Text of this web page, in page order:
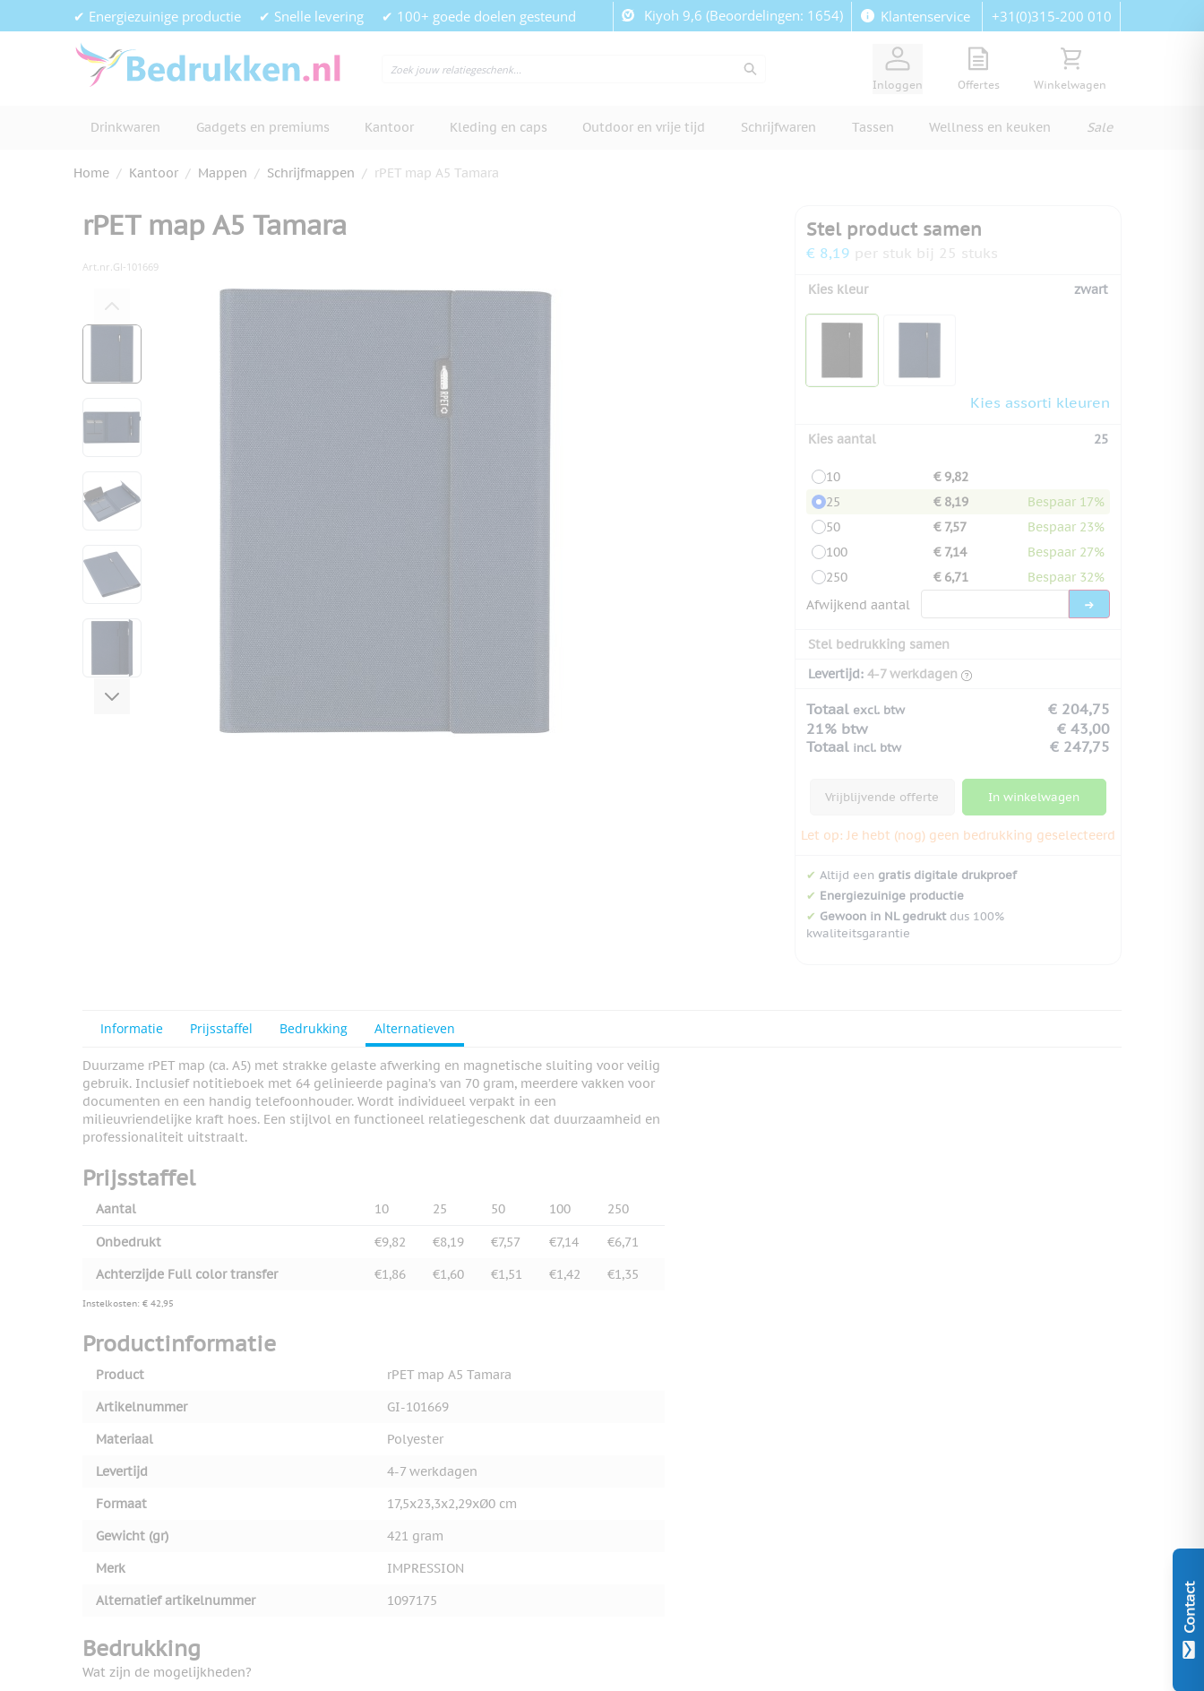
Contact
Ga naar de inhoud✔ Energiezuinige productie ✔ Snelle levering ✔ 100+ goede doelen gesteund Kiyoh 9,6 (Beoordelingen: 1654) Klantenservice +31(0)315-200 010
Inloggen
View quote, Quote is empty
Offertes
Bekijk winkelwagen,
Winkelwagen
Drinkwaren Gadgets en premiums Kantoor Kleding en caps Outdoor en vrije tijd Schrijfwaren Tassen Wellness en keuken Sale
Home / Kantoor / Mappen / Schrijfmappen / rPET map A5 Tamara
rPET map A5 Tamara
Art.nr.GI-101669
Hoofdafbeelding
Klik om afbeelding op volledig scherm te bekijken
View larger image
View larger image
View larger image
View larger image
View larger image
View larger image
Stel product samen
€ 8,19 per stuk bij 25 stuks
Kies kleur zwart
Kies assorti kleuren
Kies aantal 25
10
€ 9,82
25
€ 8,19
Bespaar 17%
50
€ 7,57
Bespaar 23%
100
€ 7,14
Bespaar 27%
250
€ 6,71
Bespaar 32%
Afwijkend aantal
Stel bedrukking samen
Levertijd: 4-7 werkdagen
Totaal excl. btw
€ 204,75
21% btw
€ 43,00
Totaal incl. btw € 247,75
Vrijblijvende offerte In winkelwagen
Let op: Je hebt (nog) geen bedrukking geselecteerd
✔ Altijd een gratis digitale drukproef
✔ Energiezuinige productie
✔ Gewoon in NL gedruktdus 100%
kwaliteitsgarantie
Informatie Prijsstaffel Bedrukking Alternatieven
Duurzame rPET map (ca. A5) met strakke gelaste afwerking en magnetische sluiting voor veilig
gebruik. Inclusief notitieboek met 64 gelinieerde pagina’s van 70 gram, meerdere vakken voor
documenten en een handig telefoonhouder. Wordt individueel verpakt in een
milieuvriendelijke kraft hoes. Een stijlvol en functioneel relatiegeschenk dat duurzaamheid en
professionaliteit uitstraalt.
Prijsstaffel
Aantal 10 25 50 100 250
Onbedrukt €9,82 €8,19 €7,57 €7,14
€6,71
Achterzijde Full color transfer
€1,86 €1,60 €1,51 €1,42 €1,35
Instelkosten: € 42,95
Productinformatie
Product
rPET map A5 Tamara
Artikelnummer
GI-101669
Materiaal
Polyester
Levertijd
4-7 werkdagen
Formaat
17,5x23,3x2,29xØ0 cm
Gewicht (gr)
421 gram
Merk
IMPRESSION
Alternatief artikelnummer
1097175
Bedrukking
Wat zijn de mogelijkheden?